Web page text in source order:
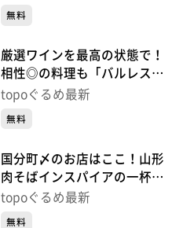
無料
厳選ワインを最高の状態で！
相性◎の料理も「バルレスト
ランモデルノ」（青葉区中
topoぐるめ最新
無料
国分町〆のお店はここ！山形
肉そばインスパイアの一杯
「鶏そば吉祥」（青葉区国分
topoぐるめ最新
無料